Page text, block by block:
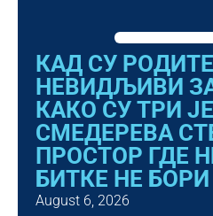
КАД СУ
НЕВИДЉИВИ
КАКО СУ ТРИ
СМЕДЕРЕВА
ПРОСТОР ГДЕ
БИТКЕ НЕ
August 6, 2026